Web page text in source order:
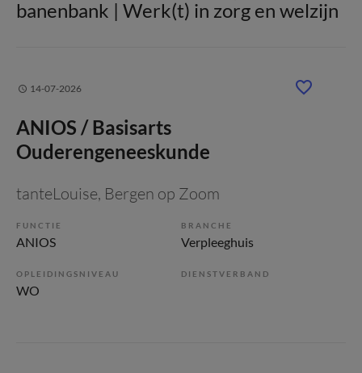
banenbank | Werk(t) in zorg en welzijn
14-07-2026
ANIOS / Basisarts
Ouderengeneeskunde
tanteLouise, Bergen op Zoom
FUNCTIE
ANIOS
BRANCHE
Verpleeghuis
OPLEIDINGSNIVEAU
WO
DIENSTVERBAND